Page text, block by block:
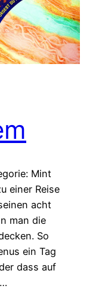
Mint
einer Reise
acht
man die
So
ein Tag
dass auf